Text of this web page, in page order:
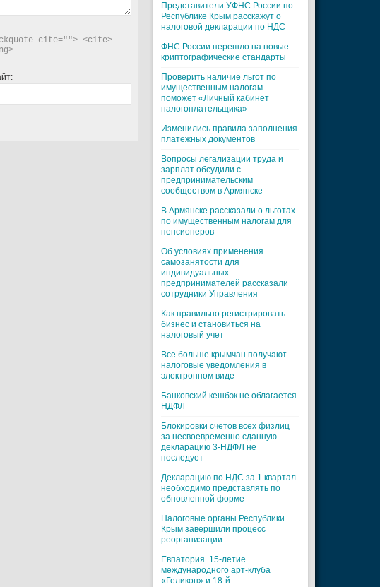
cite=""> <cite>
Представители УФНС России по
Республике Крым расскажут о
налоговой декларации по НДС
ФНС России перешло на новые
криптографические стандарты
Проверить наличие льгот по
имущественным налогам
поможет «Личный кабинет
налогоплательщика»
Изменились правила заполнения
платежных документов
Вопросы легализации труда и
зарплат обсудили с
предпринимательским
сообществом в Армянске
В Армянске рассказали о льготах
по имущественным налогам для
пенсионеров
Об условиях применения
самозанятости для
индивидуальных
предпринимателей рассказали
сотрудники Управления
Как правильно регистрировать
бизнес и становиться на
налоговый учет
Все больше крымчан получают
налоговые уведомления в
электронном виде
Банковский кешбэк не облагается
НДФЛ
Блокировки счетов всех физлиц
за несвоевременно сданную
декларацию 3-НДФЛ не
последует
Декларацию по НДС за 1 квартал
необходимо представлять по
обновленной форме
Налоговые органы Республики
Крым завершили процесс
реорганизации
Евпатория. 15-летие
международного арт-клуба
«Геликон» и 18-й